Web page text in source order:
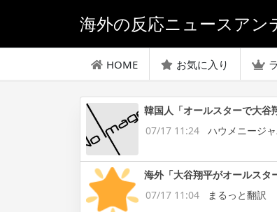
海外の反応ニュースアン
HOME お気に入り
韓国人「オールスターで大谷
07/17 11:24
ハウメニージャ
海外「大谷翔平がオールスタ
07/17 11:04
まるっと翻訳